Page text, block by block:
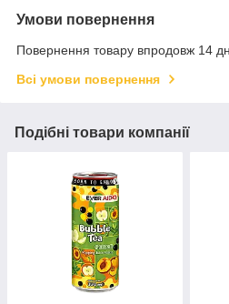
Умови повернення
Повернення товару впродовж 14
Всі умови повернення
Подібні товари компанії